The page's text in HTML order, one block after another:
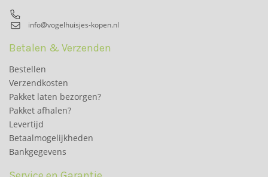
info@vogelhuisjes-kopen.nl
Betalen & Verzenden
Bestellen
Verzendkosten
Pakket laten bezorgen?
Pakket afhalen?
Levertijd
Betaalmogelijkheden
Bankgegevens